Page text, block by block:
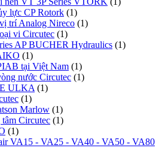
lực CP Rotork (1)
trí Analog Nireco (1)
vi Circutec (1)
AP BUCHER Hydraulics (1)
(1)
tại Việt Nam (1)
nước Circutec (1)
ULKA (1)
(1)
Marlow (1)
Circutec (1)
(1)
VA15 - VA25 - VA40 - VA50 - VA80